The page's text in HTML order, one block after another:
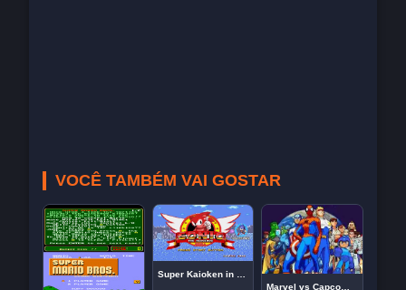
VOCÊ TAMBÉM VAI GOSTAR